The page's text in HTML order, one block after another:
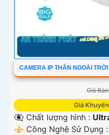
CAMERA IP THÂN NGOÀI
Giá
Giá
👁️‍🗨 Chất lượng hình :
⚜️ Công Nghệ Sử Dụng :